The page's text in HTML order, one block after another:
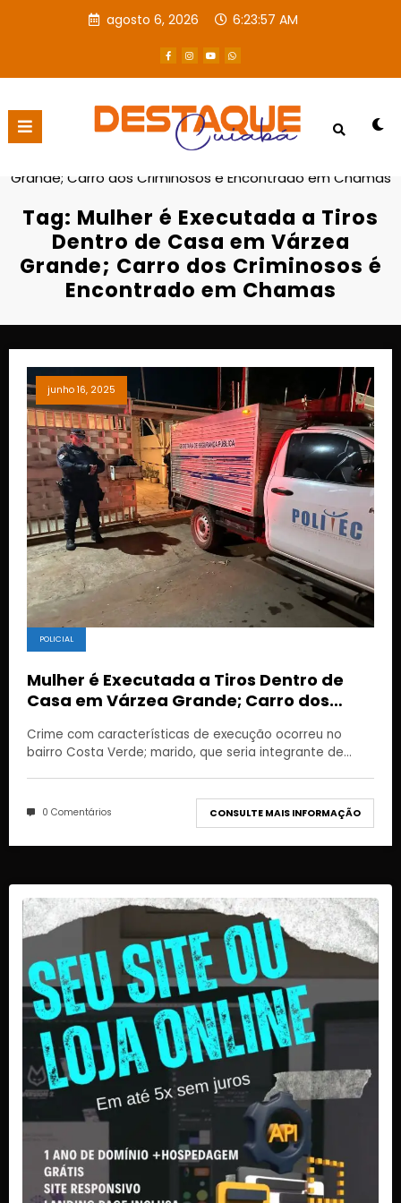
agosto 6, 2026 6:23:58 AM
Página inicial
Grande; Carro dos Criminosos é Encontrado em Chamas
Tag: Mulher é Executada a Tiros
Dentro de Casa em Várzea
Grande; Carro dos Criminosos é
Encontrado em Chamas
junho 16, 2025
POLICIAL
Mulher é Executada a Tiros Dentro de
Casa em Várzea Grande; Carro dos
Crime com características de execução ocorreu no
bairro Costa Verde; marido, que seria integrante de…
0 Comentários CONSULTE MAIS INFORMAÇÃO